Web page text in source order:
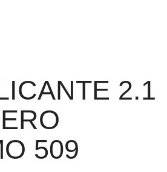
2.1
509